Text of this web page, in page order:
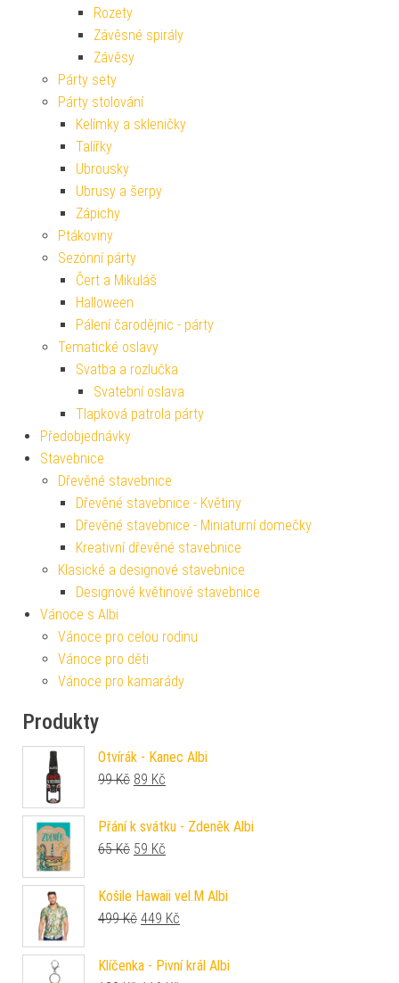
Rozety
Závěsné spirály
Závěsy
Párty sety
Párty stolování
Kelímky a skleničky
Talířky
Ubrousky
Ubrusy a šerpy
Zápichy
Ptákoviny
Sezónní párty
Čert a Mikuláš
Halloween
Pálení čarodějnic - párty
Tematické oslavy
Svatba a rozlučka
Svatební oslava
Tlapková patrola párty
Předobjednávky
Stavebnice
Dřevěné stavebnice
Dřevěné stavebnice - Květiny
Dřevěné stavebnice - Miniaturní domečky
Kreativní dřevěné stavebnice
Klasické a designové stavebnice
Designové květinové stavebnice
Vánoce s Albi
Vánoce pro celou rodinu
Vánoce pro děti
Vánoce pro kamarády
Produkty
Otvírák - Kanec Albi
99Kč Původní cena byla: 99 Kč.
89 Kč
Přání k svátku - Zdeněk Albi
65Kč Původní cena byla: 65 Kč.
59 Kč
Košile Hawaii vel.M Albi
499Kč Původní cena byla: 499 Kč.
449 Kč
Klíčenka - Pivní král Albi